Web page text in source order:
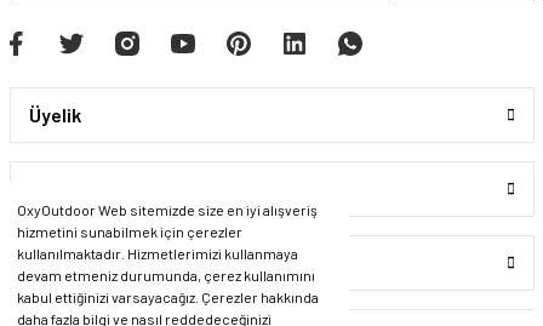
OxyOutdoor Web sitemizde size en iyi alışveriş
hizmetini sunabilmek için çerezler
kullanılmaktadır. Hizmetlerimizi kullanmaya
devam etmeniz durumunda, çerez kullanımını
kabul ettiğinizi varsayacağız. Çerezler hakkında
daha fazla bilgi ve nasıl reddedeceğinizi
Üyelik
Alışveriş